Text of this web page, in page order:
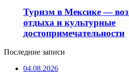
Туризм в Мексике —
отдыха и культурные
достопримечательности
Последние записи
04.08.2026